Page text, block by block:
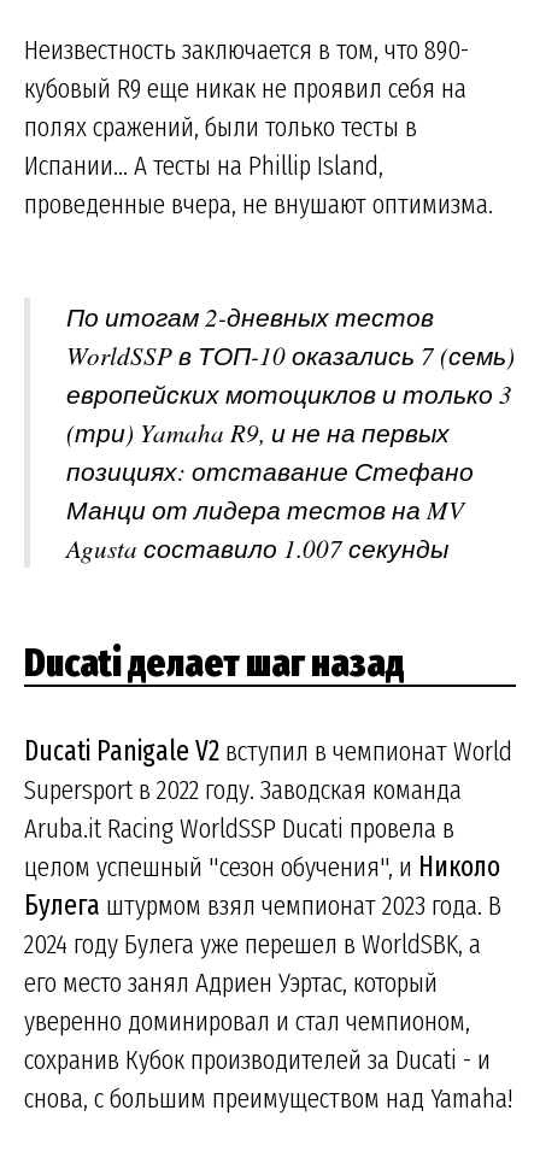
Неизвестность заключается в том, что 890-
кубовый R9 еще никак не проявил себя на
полях сражений, были только тесты в
Испании... А тесты на Phillip Island,
проведенные вчера, не внушают оптимизма.
По итогам 2-дневных тестов
WorldSSP в ТОП-10 оказались 7 (семь)
европейских мотоциклов и только 3
(три) Yamaha R9, и не на первых
позициях: отставание Стефано
Манци от лидера тестов на MV
Agusta составило 1.007 секунды
Ducati делает шаг назад
Ducati Panigale V2 вступил в чемпионат World
Supersport в 2022 году. Заводская команда
Aruba.it Racing WorldSSP Ducati провела в
целом успешный "сезон обучения", и Николо
Булега штурмом взял чемпионат 2023 года. В
2024 году Булега уже перешел в WorldSBK, а
его место занял Адриен Уэртас, который
уверенно доминировал и стал чемпионом,
сохранив Кубок производителей за Ducati - и
снова, с большим преимуществом над Yamaha!